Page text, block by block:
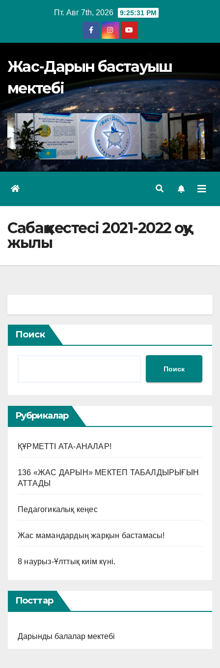
Пт. Авг 7th, 2026 9:25:31 PM
Жас-Дарын бастауыш
мектебі
Сабақ кестесі 2021-2022 оқу
жылы
Поиск
Поиск
Рубрикалар
ҚҰРМЕТТІ АТА-АНАЛАР!
136 «ЖАС ДАРЫН» МЕКТЕП ТАБАЛДЫРЫҒЫН
АТТАДЫ
Педагогикалық кеңес
Жас мамандардың жарқын бастамасы!
8 наурыз-Ұлттық киім күні.
Посттар
Дарынды балалар мектебі